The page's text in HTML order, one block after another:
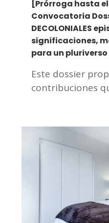
[Prórroga hasta el
Convocatoria
DECOLONIALES
significaciones,
para un pluriverso
Este dossier
contribuciones